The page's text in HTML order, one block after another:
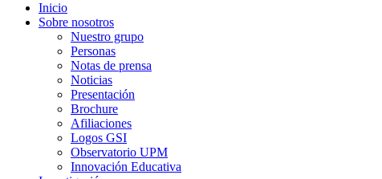
Inicio
Sobre nosotros
Nuestro grupo
Personas
Notas de prensa
Noticias
Presentación
Brochure
Afiliaciones
Logos GSI
Observatorio UPM
Innovación Educativa